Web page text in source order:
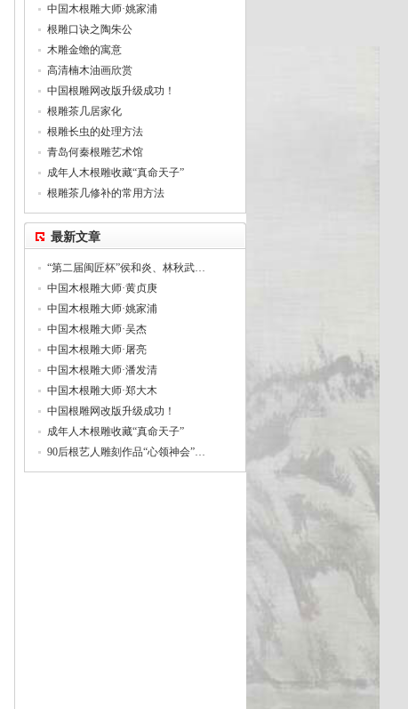
中国木根雕大师·姚家浦
根雕口诀之陶朱公
木雕金蟾的寓意
高清楠木油画欣赏
中国根雕网改版升级成功！
根雕茶几居家化
根雕长虫的处理方法
青岛何秦根雕艺术馆
成年人木根雕收藏“真命天子”
根雕茶几修补的常用方法
最新文章
“第二届闽匠杯”侯和炎、林秋武…
中国木根雕大师·黄贞庚
中国木根雕大师·姚家浦
中国木根雕大师·吴杰
中国木根雕大师·屠亮
中国木根雕大师·潘发清
中国木根雕大师·郑大木
中国根雕网改版升级成功！
成年人木根雕收藏“真命天子”
90后根艺人雕刻作品“心领神会”…